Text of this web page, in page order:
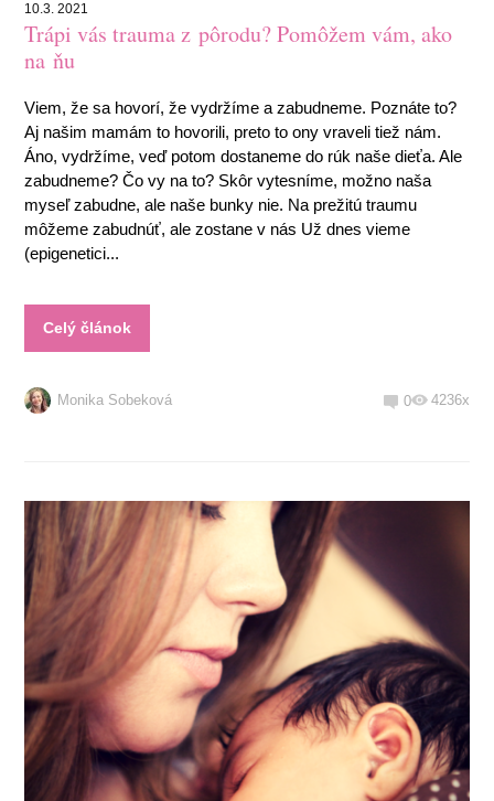
10.3. 2021
Trápi vás trauma z pôrodu? Pomôžem vám, ako
na ňu
Viem, že sa hovorí, že vydržíme a zabudneme. Poznáte to?
Aj našim mamám to hovorili, preto to ony vraveli tiež nám.
Áno, vydržíme, veď potom dostaneme do rúk naše dieťa. Ale
zabudneme? Čo vy na to? Skôr vytesníme, možno naša
myseľ zabudne, ale naše bunky nie. Na prežitú traumu
môžeme zabudnúť, ale zostane v nás Už dnes vieme
(epigenetici...
Celý článok
Monika Sobeková 0 4236x